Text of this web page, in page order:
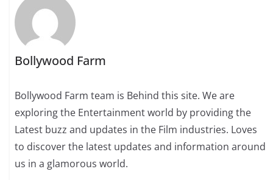
Bollywood Farm
Bollywood Farm team is Behind this site. We are
exploring the Entertainment world by providing the
Latest buzz and updates in the Film industries. Loves
to discover the latest updates and information around
us in a glamorous world.